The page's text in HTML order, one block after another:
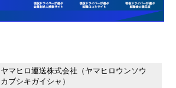
ヤマヒロ運送株式会社（ヤマヒロウンソウ
カブシキガイシャ）